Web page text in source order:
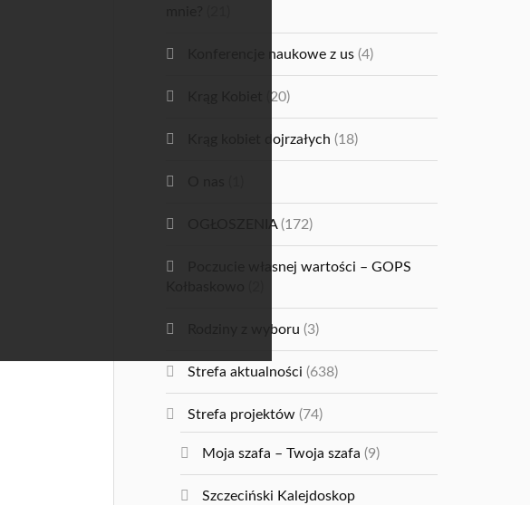
Konferencje naukowe z us (4)
(20)
Krąg kobiet dojrzałych (18)
OGŁOSZENIA(172)
Poczucie własnej wartości – GOPS
Rodziny z wyboru (3)
Strefa aktualności (638)
Strefa projektów (74)
Moja szafa – Twoja szafa (9)
Szczeciński Kalejdoskop